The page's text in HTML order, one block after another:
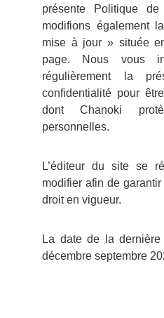
présente Politique de
modifions également
mise à jour » située
page. Nous vous
régulièrement la
confidentialité pour
dont Chanoki
personnelles.
L’éditeur du site se
modifier afin de
droit en vigueur.
La date de la
décembre septembre